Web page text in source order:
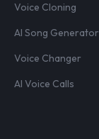
Voice Cloning
AI Song Generator
Voice Changer
AI Voice Calls